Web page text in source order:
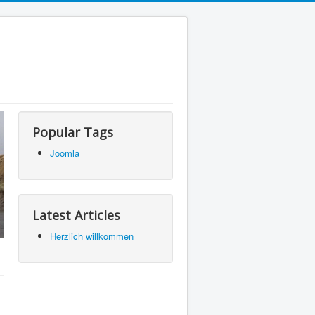
Popular Tags
Joomla
Latest Articles
Herzlich willkommen